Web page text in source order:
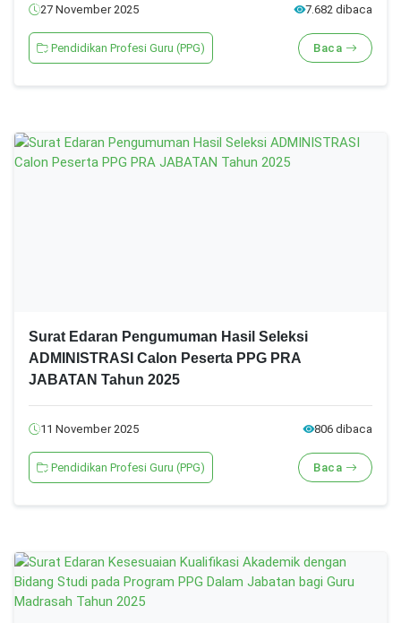
27 November 2025 7.682 dibaca
Pendidikan Profesi Guru (PPG) Baca
Surat Edaran Pengumuman Hasil Seleksi
ADMINISTRASI Calon Peserta PPG PRA
JABATAN Tahun 2025
11 November 2025 806 dibaca
Pendidikan Profesi Guru (PPG) Baca